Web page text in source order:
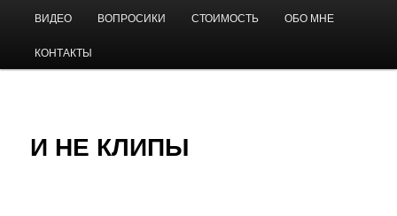
основному
содержимому
Андрей Виноградов
ВИДЕО ВОПРОСИКИ СТОИМОСТЬ ОБО МНЕ
КОНТАКТЫ
И НЕ КЛИПЫ